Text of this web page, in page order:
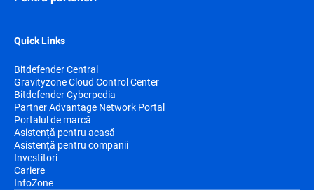
Quick Links
Bitdefender Central
Gravityzone Cloud Control Center
Bitdefender Cyberpedia
Partner Advantage Network Portal
Portalul de marcă
Asistență pentru acasă
Asistență pentru companii
Investitori
Cariere
InfoZone